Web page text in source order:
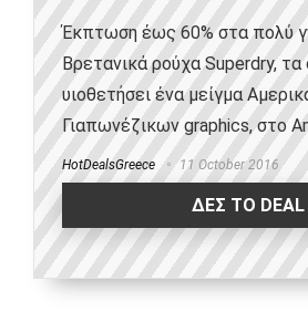
Έκπτωση έως 60% στα πολύ
Βρετανικά ρούχα Superdry, τα
υιοθετήσει ένα μείγμα
Γιαπωνέζικων graphics, στο
HotDealsGreece 11 October 2016
ΔΕΣ ΤΟ DEAL